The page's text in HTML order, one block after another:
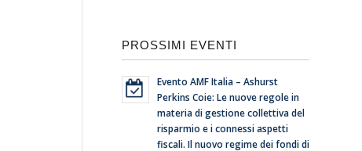
PROSSIMI EVENTI
Evento AMF Italia – Ashurst
Perkins Coie: Le nuove regole in
materia di gestione collettiva del
risparmio e i connessi aspetti
fiscali. Il nuovo regime dei fondi di